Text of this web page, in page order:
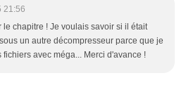
21:56
le chapitre ! Je voulais savoir si il était
un autre décompresseur parce que je
avec méga... Merci d'avance !